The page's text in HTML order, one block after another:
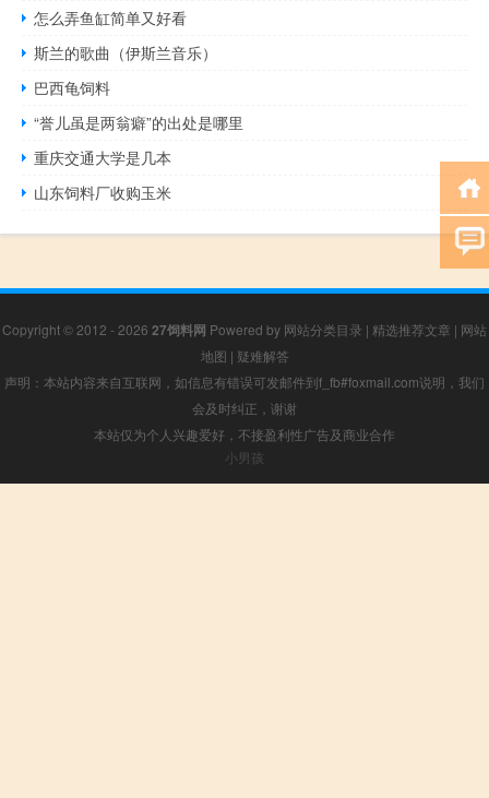
怎么弄鱼缸简单又好看
斯兰的歌曲（伊斯兰音乐）
巴西龟饲料
“誉儿虽是两翁癖”的出处是哪里
重庆交通大学是几本
山东饲料厂收购玉米
Copyright © 2012 - 2026 27饲料网 Powered by 网站分类目录 | 精选推荐文章 | 网站
地图 | 疑难解答
声明：本站内容来自互联网，如信息有错误可发邮件到f_fb#foxmail.com说明，我们
会及时纠正，谢谢
本站仅为个人兴趣爱好，不接盈利性广告及商业合作
小男孩